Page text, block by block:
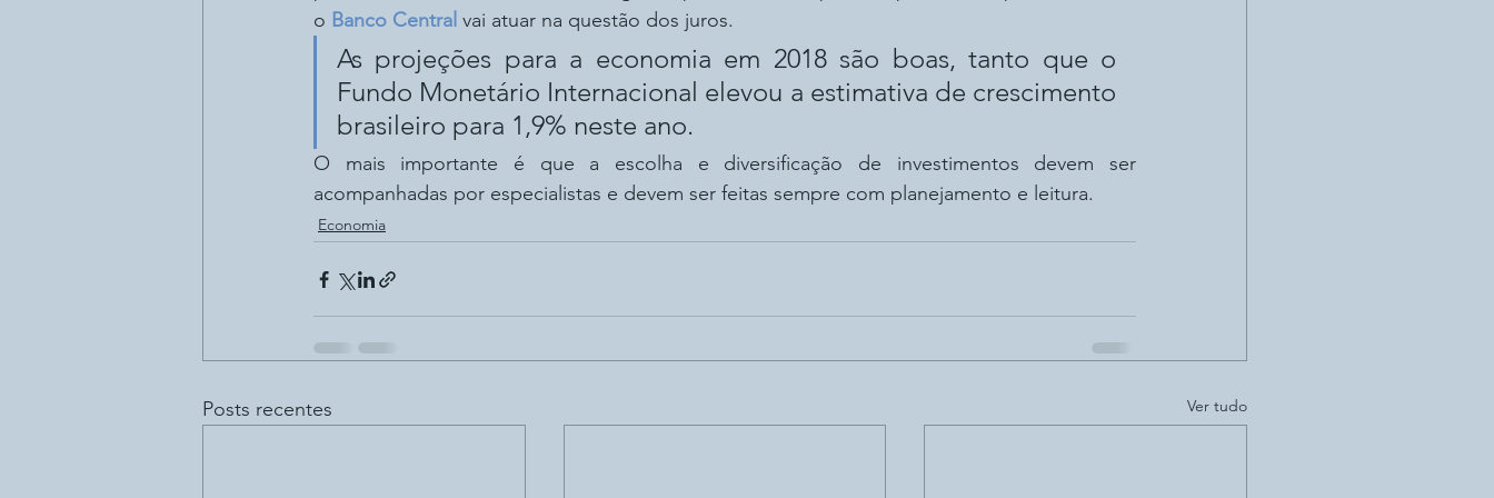
o Banco Central vai atuar na questão dos juros.
As projeções para a economia em 2018 são boas, tanto que o
Fundo Monetário Internacional elevou a estimativa de crescimento
brasileiro para 1,9% neste ano.
O mais importante é que a escolha e diversificação de investimentos devem ser
acompanhadas por especialistas e devem ser feitas sempre com planejamento e leitura.
Economia
Posts recentes Ver tudo